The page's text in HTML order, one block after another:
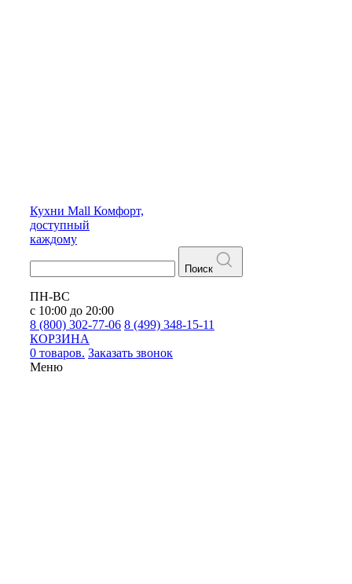
Кухни Mall Комфорт,
доступный
каждому
Поиск
ПН-ВС
с 10:00 до 20:00
8 (800) 302-77-06 8 (499) 348-15-11
КОРЗИНА
0 товаров. Заказать звонок
Меню